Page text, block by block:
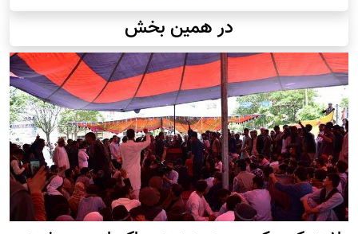
در همین بخش